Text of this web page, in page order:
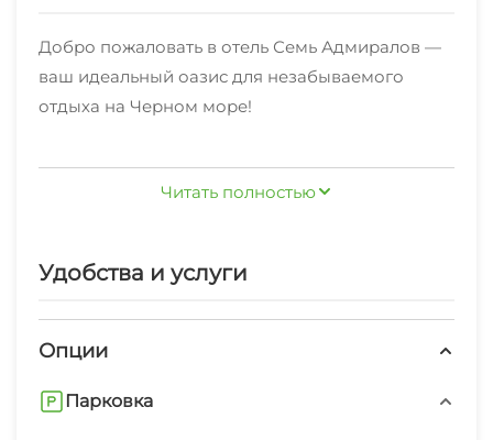
Добро пожаловать в отель Семь Адмиралов —
ваш идеальный оазис для незабываемого
отдыха на Черном море!
Отель 7 Адмиралов предлагает гостям
оформлены уютно и комфортно.
Наслаждайтесь релаксом у нашего открытого
бассейна с комфортабельными шезлонгами,
Читать полностью
Удобства и услуги
Опции
Парковка